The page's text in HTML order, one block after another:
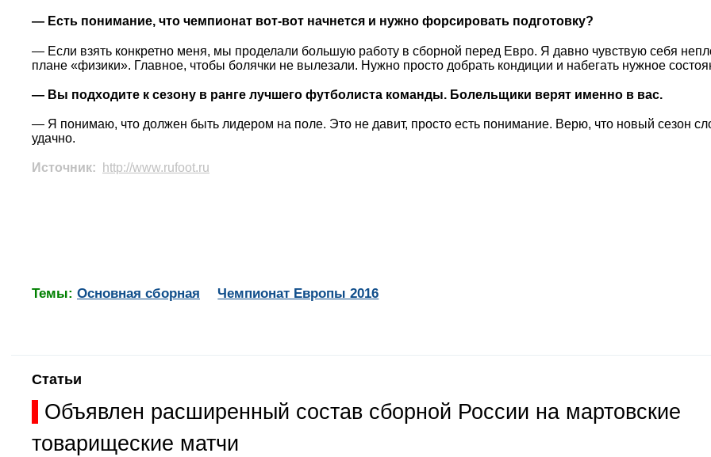
— Есть понимание, что чемпионат вот-вот начнется и нужно форсировать подготовку?
— Если взять конкретно меня, мы проделали большую работу в сборной перед Евро. Я давно чувствую себя
плане «физики». Главное, чтобы болячки не вылезали. Нужно просто добрать кондиции и набегать нужное
— Вы подходите к сезону в ранге лучшего футболиста команды. Болельщики верят именно в вас.
— Я понимаю, что должен быть лидером на поле. Это не давит, просто есть понимание. Верю, что новый сезон
удачно.
Источник: http://www.rufoot.ru
Темы: Основная сборная Чемпионат Европы 2016
Статьи
Объявлен расширенный состав сборной России на мартовские
товарищеские матчи